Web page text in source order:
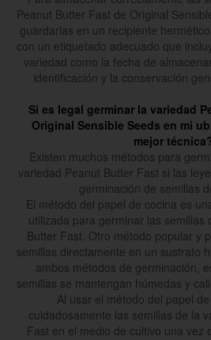
Peanut Butter Fast de Original
guardarlas en un recipiente
con un etiquetado adecuado que
variedad como la fecha de
identificación y la conservación
Si es legal germinar la variedad
Original Sensible Seeds en mi
mejor
Existen muchos métodos para
variedad Peanut Butter Fast si las
germinación de semillas
El método del papel de cocina es
utilizada para germinar las semillas
Butter Fast. Otro método popular y
semillas directamente en un sustrato
ambos métodos de germinación,
semillas se mantengan húmedas y
Al usar el método del papel
cuidadosamente las semillas de la
Fast en el medio de cultivo una vez